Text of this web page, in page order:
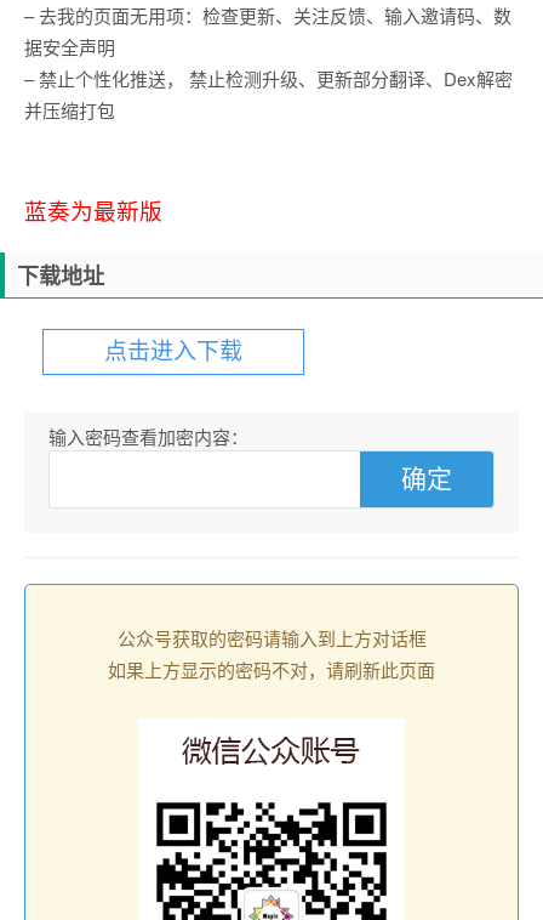
– 去我的页面无用项：检查更新、关注反馈、输入邀请码、数
据安全声明
– 禁止个性化推送， 禁止检测升级、更新部分翻译、Dex解密
并压缩打包
蓝奏为最新版
下载地址
点击进入下载
输入密码查看加密内容：
公众号获取的密码请输入到上方对话框
如果上方显示的密码不对，请刷新此页面